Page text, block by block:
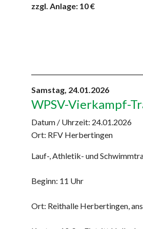
zzgl. Anlage: 10 €
Samstag, 24.01.2026
WPSV-Vierkampf-
Datum / Uhrzeit: 24.01.2026
Ort: RFV Herbertingen
Lauf-, Athletik- und
Beginn: 11 Uhr
Ort: Reithalle Herbertingen,